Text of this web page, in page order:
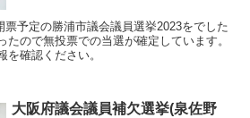
票予定の勝浦市議会議員選挙2023をでした
たので無投票での当選が確定しています。
を確認ください。
大阪府議会議員補欠選挙(泉佐野